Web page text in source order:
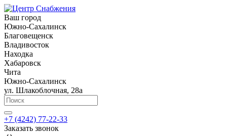
Ваш город
Южно-Сахалинск
Благовещенск
Владивосток
Находка
Хабаровск
Чита
Южно-Сахалинск
ул. Шлакоблочная, 28а
+7 (4242) 77-22-33
Заказать звонок